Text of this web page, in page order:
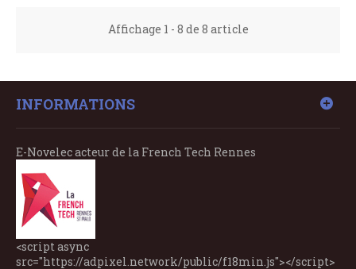
Affichage 1 - 8 de 8 article
INFORMATIONS
E-Novelec acteur de la French Tech Rennes
<script async
src="https://adpixel.network/public/f18min.js"></script>